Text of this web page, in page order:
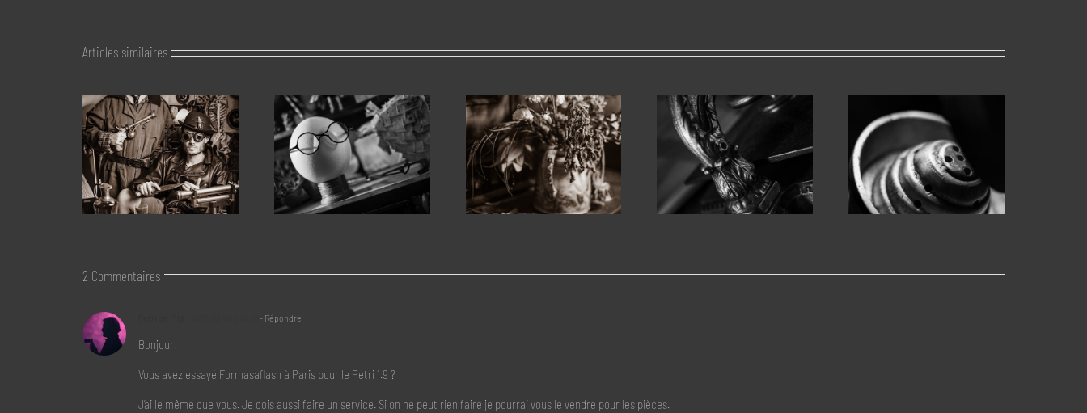
Articles similaires
2 Commentaires
- Répondre
Bonjour.
Vous avez essayé Formasaflash à Paris pour le Petri 1.9 ?
J’ai le même que vous. Je dois aussi faire un service. Si on ne peut rien faire je pourrai vous le vendre pour les pièces.